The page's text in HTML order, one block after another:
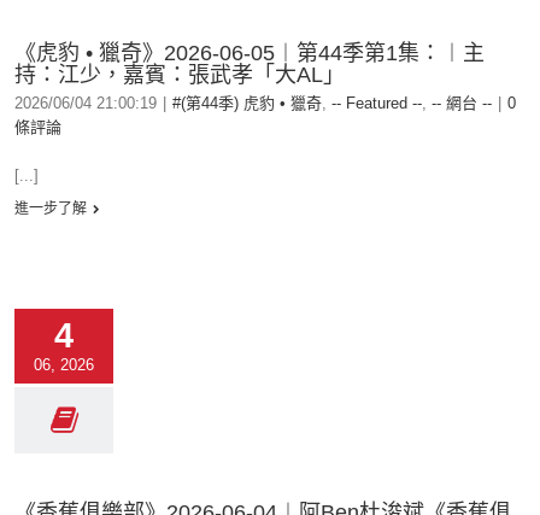
《虎豹 • 獵奇》2026-06-05︱第44季第1集：︱主
持：江少，嘉賓：張武孝「大AL」
2026/06/04 21:00:19 #(第44季) 虎豹 • 獵奇, -- Featured --, -- 網台 --
0
條評論
[...]
進一步了解
4
06, 2026